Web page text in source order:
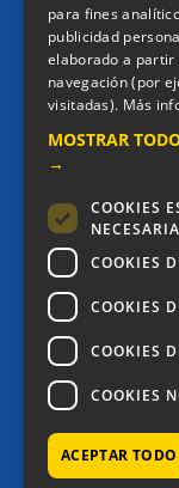
Avda.
para fines
publicidad
elaborado a partir
navegación (por
visitadas). Más
MOSTRAR
→
COOKIES
COOKIES
COOKIES
COOKIES
COOKIES
ACEPTAR TODO